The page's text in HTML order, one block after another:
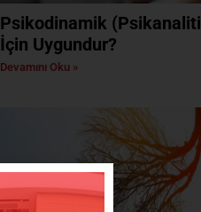
Psikodinamik
İçin Uygundur?
Devamını Oku »